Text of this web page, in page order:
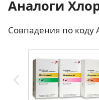
Аналоги
Совпадения по коду